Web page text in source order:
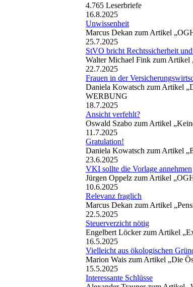
4.765 Leserbriefe
16.8.2025
Unwissenheit
Marcus Dekan zum Artikel
25.7.2025
StVO bricht Rechtssicherheit
Walter Michael Fink zum Artikel
22.7.2025
Frauen in der
Daniela Kowatsch zum Artikel
WERBUNG
18.7.2025
Ansicht verfehlt?
Oswald Szabo zum Artikel
11.7.2025
Gratulation!
Daniela Kowatsch zum Artikel
23.6.2025
VKI sollte die Vorlage annehmen
Jürgen Oppelz zum Artikel
10.6.2025
Relevanz fraglich
Marcus Dekan zum Artikel
22.5.2025
Steuerverzicht nötig
Engelbert Löcker zum Artikel
16.5.2025
Vielleicht aus ökologischen
Marion Wais zum Artikel „Die
15.5.2025
Interessante Schlüsse